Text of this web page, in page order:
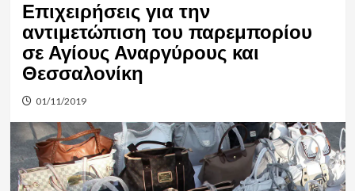
Επιχειρήσεις για την
αντιμετώπιση του παρεμπορίου
σε Αγίους Αναργύρους και
Θεσσαλονίκη
01/11/2019